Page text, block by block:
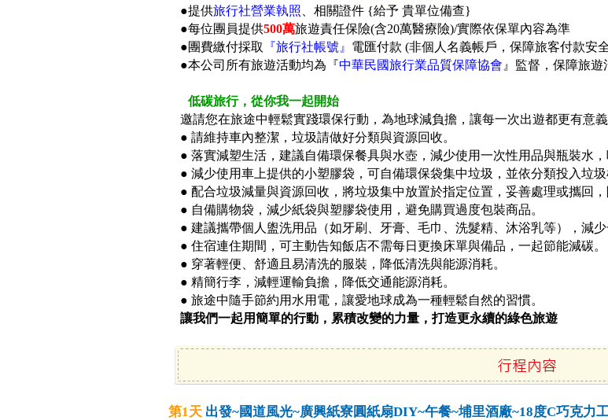
●提供旅行社營業執照 、相關證件 {給予 貴單位備查}
●每位團員提供500萬旅遊責任保險(含20萬醫療險)/實際依保單內容為準
●團費繳付採取
『旅行社帳號』 電匯付款 (非個人名義帳戶，保障旅客付款安
●本公司所有旅遊活動均為『中華民國旅行業品質保障協會 』監督，保障旅遊
低碳旅行，從你我一起開始
邀請您在旅途中輕鬆實踐環保行動，為地球減負擔，讓每一次出遊都更有意義
● 請維持車內整潔，垃圾請做好分類與資源回收。
● 落實減塑生活，建議自備環保餐具與水壺，減少使用一次性用品與瓶裝水，
● 減少使用車上提供的小塑膠袋，可自備環保袋集中垃圾，並依分類投入垃
● 配合垃圾減量與資源回收，將垃圾集中放置於指定位置，妥善處理或攜回，
● 自備購物袋，減少紙袋與塑膠袋使用，避免購買過度包裝商品。
● 建議攜帶個人盥洗用品（如牙刷、牙膏、毛巾、洗髮精、沐浴乳等），減少
● 住宿連住期間，可主動告知飯店不需每日更換床單與備品，一起節能減碳。
● 穿著輕便、舒適且易清洗的服裝，降低清洗與能源消耗。
● 精簡行李，減輕運輸負擔，降低交通能源消耗。
● 旅途中隨手節約用水用電，讓愛地球成為一種輕鬆自然的習慣。
讓我們一起用簡單的行動，累積改變的力量，打造更永續的綠色旅遊
第1天 出發~國道風光~廣興紙寮圓紙扇DIY~午餐~埔里酒廠~18度C巧克力